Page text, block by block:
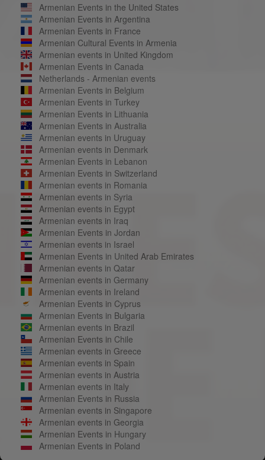
Armenian Events in the United States
Armenian Events in Argentina
Armenian Events in France
Armenian Cultural Events in Armenia
Armenian events in United Kingdom
Armenian Events in Canada
Netherlands - Armenian events
Armenian Events in Belgium
Armenian Events in Turkey
Armenian Events in Lithuania
Armenian Events in Australia
Armenian events in Uruguay
Armenian events in Denmark
Armenian Events in Lebanon
Armenian Events in Switzerland
Armenian events in Romania
Armenian events in Syria
Armenian events in Egypt
Armenian events in Iraq
Armenian Events in Jordan
Armenian events in Israel
Armenian Events in United Arab Emirates
Armenian events in Qatar
Armenian events in Germany
Armenian events in Ireland
Armenian Events in Cyprus
Armenian Events in Bulgaria
Armenian events in Brazil
Armenian Events in Chile
Armenian events in Greece
Armenian events in Spain
Armenian events in Austria
Armenian events in Italy
Armenian Events in Russia
Armenian events in Singapore
Armenian events in Georgia
Armenian Events in Hungary
Armenian Events in Poland